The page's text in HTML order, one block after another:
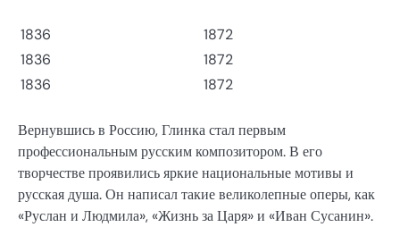
1836
1872
1836
1872
1836
1872
Вернувшись в Россию, Глинка стал первым
профессиональным русским композитором. В его
творчестве проявились яркие национальные мотивы и
русская душа. Он написал такие великолепные оперы, как
«Руслан и Людмила», «Жизнь за Царя» и «Иван Сусанин».